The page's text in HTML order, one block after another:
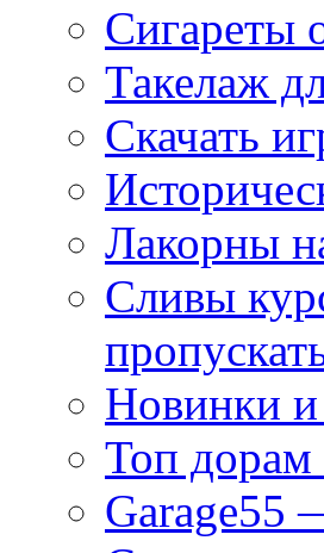
Сигареты
Такелаж
Скачать
Лакорны
Сливы
Новинки
Топ дорам
Garage55